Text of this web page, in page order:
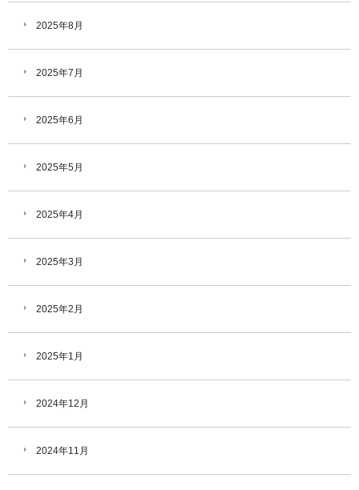
2025年8月
2025年7月
2025年6月
2025年5月
2025年4月
2025年3月
2025年2月
2025年1月
2024年12月
2024年11月